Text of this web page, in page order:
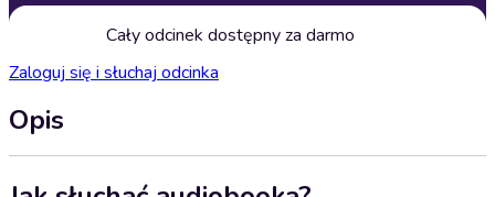
Cały odcinek dostępny za darmo
Zaloguj się i słuchaj odcinka
Opis